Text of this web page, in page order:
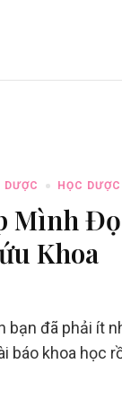
DƯỢC HỌC DƯỢC
Mình
Khoa
bạn đã phải ít
báo khoa học